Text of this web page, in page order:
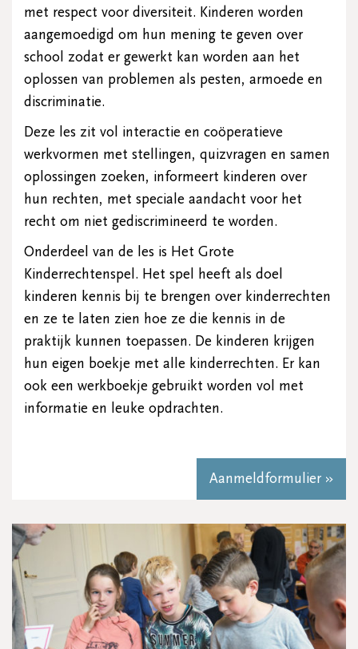
Aanmeldformulier »
met respect voor diversiteit. Kinderen worden
aangemoedigd om hun mening te geven over
school zodat er gewerkt kan worden aan het
oplossen van problemen als pesten, armoede en
discriminatie.
Deze les zit vol interactie en coöperatieve
werkvormen met stellingen, quizvragen en samen
oplossingen zoeken, informeert kinderen over
hun rechten, met speciale aandacht voor het
recht om niet gediscrimineerd te worden.
Onderdeel van de les is Het Grote
Kinderrechtenspel. Het spel heeft als doel
kinderen kennis bij te brengen over kinderrechten
en ze te laten zien hoe ze die kennis in de
praktijk kunnen toepassen. De kinderen krijgen
hun eigen boekje met alle kinderrechten. Er kan
ook een werkboekje gebruikt worden vol met
informatie en leuke opdrachten.